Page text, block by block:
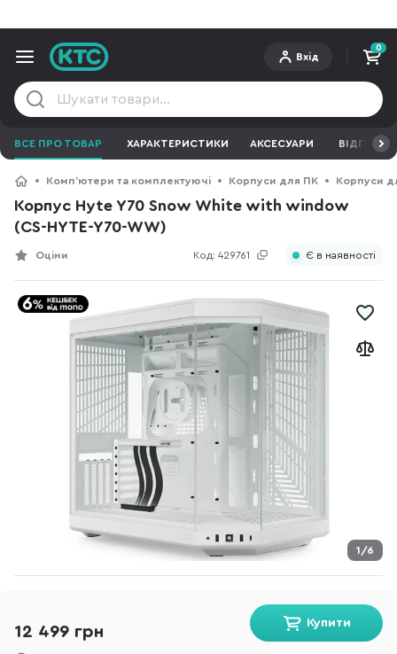
Вхід
0
ВСЕ ПРО ТОВАР ХАРАКТЕРИСТИКИ АКСЕСУАРИ ВІДГУКИ
Компʼютери та комплектуючі Корпуси для ПК Корпуси
Корпус Hyte Y70 Snow White with window
(CS-HYTE-Y70-WW)
Код: 429761
Оціни Є в наявності
1/6
12 499 грн Купити